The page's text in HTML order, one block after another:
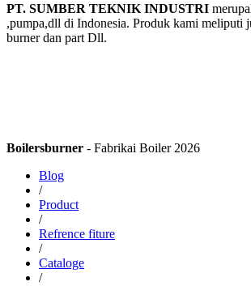
PT. SUMBER TEKNIK INDUSTRI
,pumpa,dll di Indonesia. Produk kami meliputi
burner dan part Dll.
Boilersburner - Fabrikai Boiler 2026
Blog
/
Product
/
Refrence fiture
/
Cataloge
/